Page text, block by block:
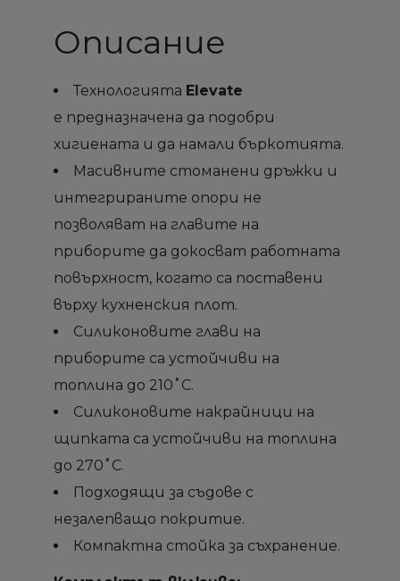
Описание
Технологията Elevate
е предназначена да подобри
хигиената и да намали бъркотията.
Масивните стоманени дръжки и
интегрираните опори не
позволяват на главите на
приборите да докосват работната
повърхност, когато са поставени
върху кухненския плот.
Силиконовите глави на
приборите са устойчиви на
топлина до 210˚C.
Силиконовите накрайници на
щипката са устойчиви на топлина
до 270˚C.
Подходящи за съдове с
незалепващо покритие.
Компактна стойка за съхранение.